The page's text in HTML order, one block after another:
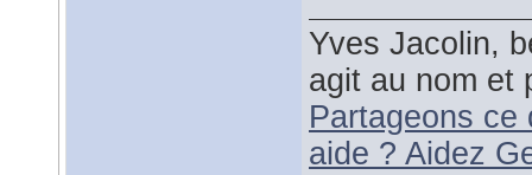
Yves Jacolin,
agit au nom et
Partageons ce
aide ? Aidez